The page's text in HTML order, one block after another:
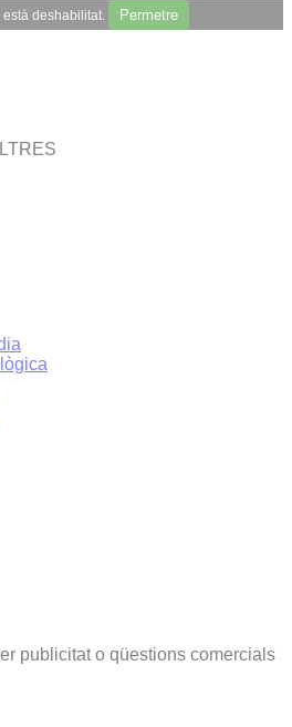
deshabilitat. Permetre
publicitat o qüestions comercials